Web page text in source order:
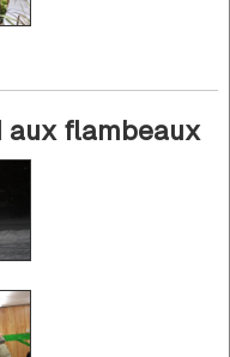
aux flambeaux